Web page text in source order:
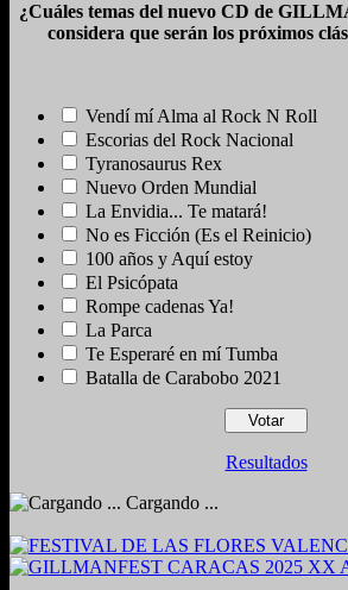
¿Cuáles temas del nuevo CD de
considera que serán los próximos
Vendí mí Alma al Rock N Roll
Escorias del Rock Nacional
Tyranosaurus Rex
Nuevo Orden Mundial
La Envidia... Te matará!
No es Ficción (Es el Reinicio)
100 años y Aquí estoy
El Psicópata
Rompe cadenas Ya!
La Parca
Te Esperaré en mí Tumba
Batalla de Carabobo 2021
Resultados
Cargando ...